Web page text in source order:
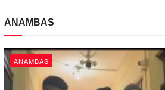
ANAMBAS
ANAMBAS